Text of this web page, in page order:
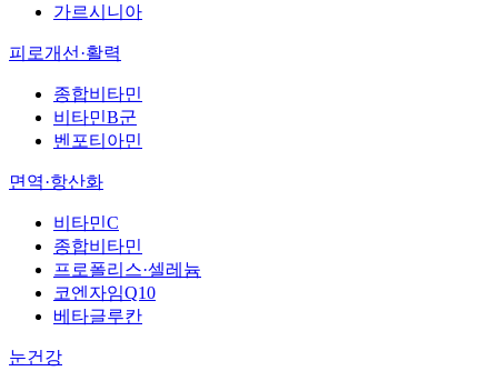
가르시니아
피로개선·활력
종합비타민
비타민B군
벤포티아민
면역·항산화
비타민C
종합비타민
프로폴리스·셀레늄
코엔자임Q10
베타글루칸
눈건강